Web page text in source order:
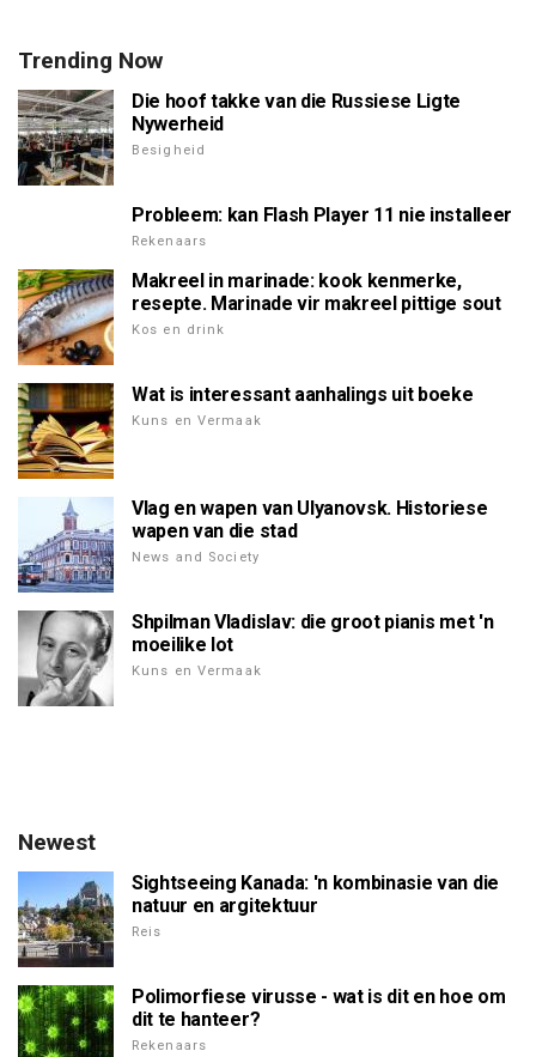
Trending Now
Die hoof takke van die Russiese Ligte
Nywerheid
Besigheid
Probleem: kan Flash Player 11 nie installeer
Rekenaars
Makreel in marinade: kook kenmerke,
resepte. Marinade vir makreel pittige sout
Kos en drink
Wat is interessant aanhalings uit boeke
Kuns en Vermaak
Vlag en wapen van Ulyanovsk. Historiese
wapen van die stad
News and Society
Shpilman Vladislav: die groot pianis met 'n
moeilike lot
Kuns en Vermaak
Newest
Sightseeing Kanada: 'n kombinasie van die
natuur en argitektuur
Reis
Polimorfiese virusse - wat is dit en hoe om
dit te hanteer?
Rekenaars